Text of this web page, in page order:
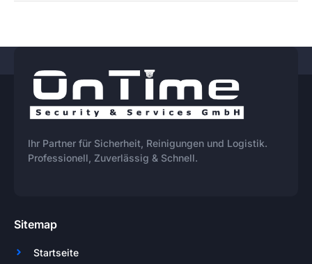
Ihr Partner für Sicherheit, Reinigungen und Logistik.
Professionell, Zuverlässig & Schnell.
Sitemap
Startseite